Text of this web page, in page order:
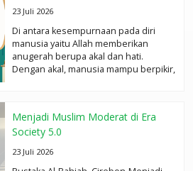
23 Juli 2026
Di antara kesempurnaan pada diri
manusia yaitu Allah memberikan
anugerah berupa akal dan hati.
Dengan akal, manusia mampu berpikir,
Menjadi Muslim Moderat di Era
Society 5.0
23 Juli 2026